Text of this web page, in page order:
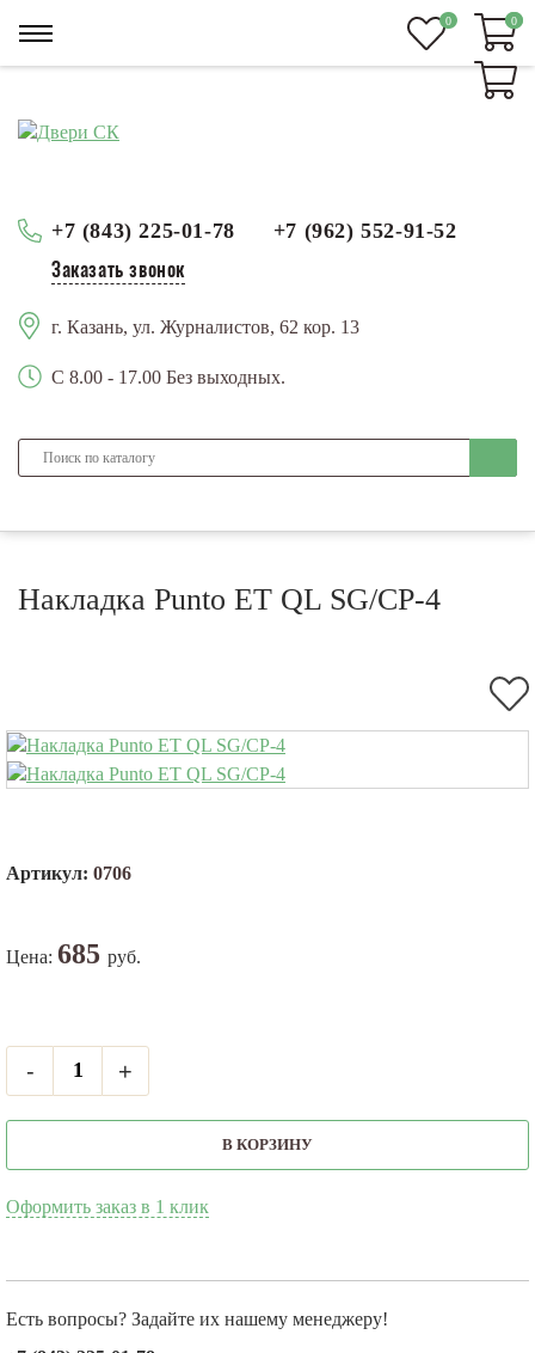
+7 (843) 225-01-78 +7 (962) 552-91-52
Заказать звонок
г. Казань, ул. Журналистов, 62 кор. 13
С 8.00 - 17.00 Без выходных.
0 0
0
Накладка Punto ET QL SG/CP-4
Артикул: 0706
Цена: 685 руб.
- +
В КОРЗИНУ
Оформить заказ в 1 клик
Есть вопросы? Задайте их нашему менеджеру!